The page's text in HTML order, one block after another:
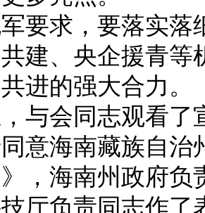
求，要落实落
建、央企援青
进的强大合力。
会同志观看了
意海南藏族自
，海南州政府
厅负责同志作了